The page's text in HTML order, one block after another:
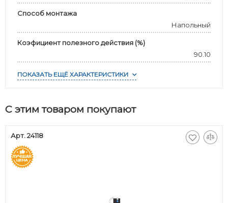
Способ монтажа
Напольный
Коэфициент полезного действия (%)
90.10
ПОКАЗАТЬ ЕЩЁ ХАРАКТЕРИСТИКИ
С этим товаром покупают
Арт. 24118